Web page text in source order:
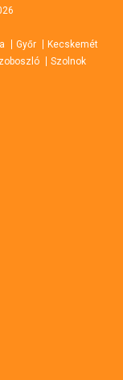
Győr
Kecskemét
Szolnok